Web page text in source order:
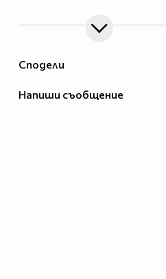
Сподели
Напиши съобщение